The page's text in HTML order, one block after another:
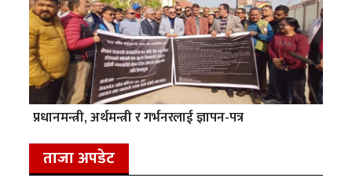
प्रधानमन्त्री, अर्थमन्त्री र गर्भनरलाई ज्ञापन-पत्र
ताजा अपडेट